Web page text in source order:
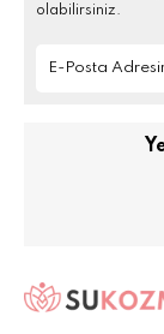
olabilirsiniz.